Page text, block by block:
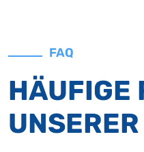
FAQ
HÄUFIGE